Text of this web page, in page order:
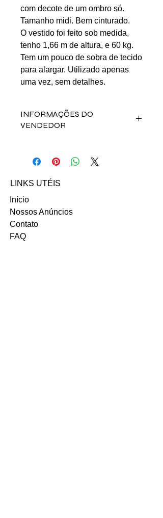
com decote de um ombro só.
Tamanho midi. Bem cinturado.
O vestido foi feito sob medida,
tenho 1,66 m de altura, e 60 kg.
Tem um pouco de sobra de tecido
para alargar. Utilizado apenas
uma vez, sem detalhes.
INFORMAÇÕES DO
VENDEDOR
Cristiane Lopes de
Almeida no contato abaixo:
Email: ka_kristiane@hotmail.com
INSTAGRAM
LINKS UTÉIS
Início
Nossos Anúncios
Contato
FAQ